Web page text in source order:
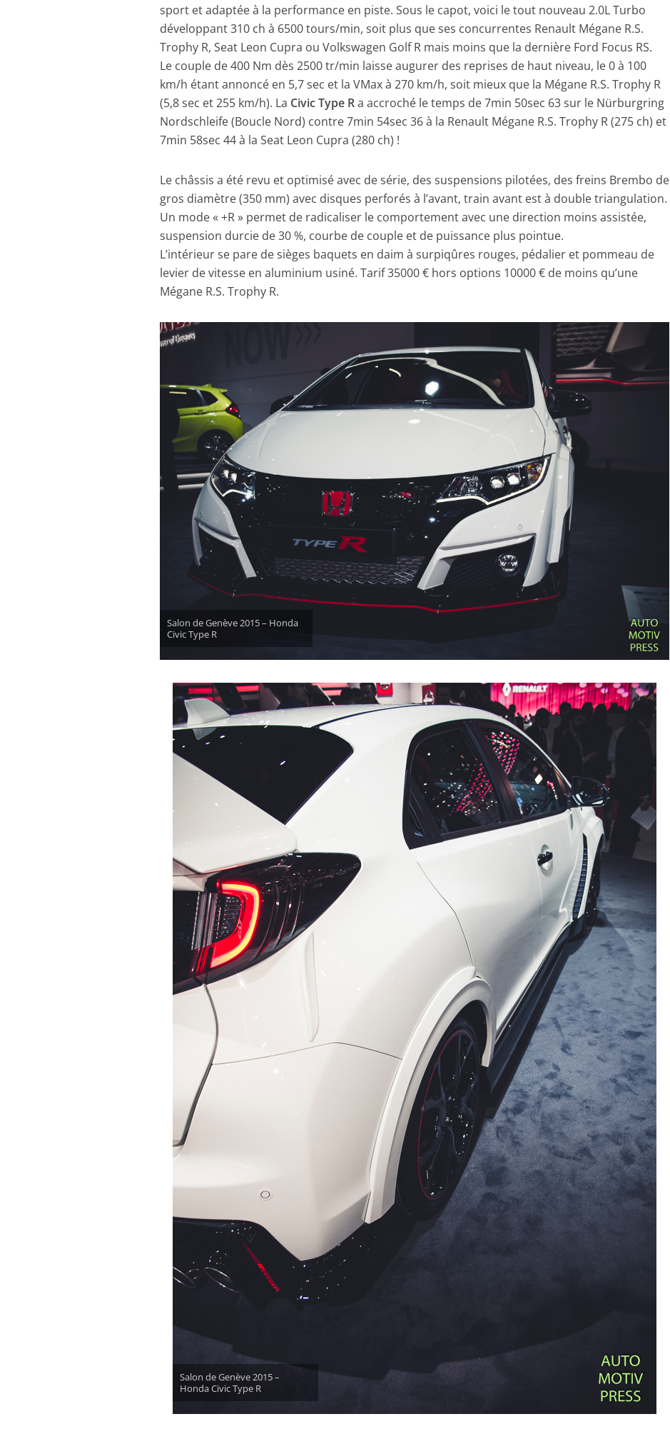
sport et adaptée à la performance en piste. Sous le capot, voici le tout nouveau 2.0L Turbo
développant 310 ch à 6500 tours/min, soit plus que ses concurrentes Renault Mégane R.S.
Trophy R, Seat Leon Cupra ou Volkswagen Golf R mais moins que la dernière Ford Focus RS.
Le couple de 400 Nm dès 2500 tr/min laisse augurer des reprises de haut niveau, le 0 à 100
km/h étant annoncé en 5,7 sec et la VMax à 270 km/h, soit mieux que la Mégane R.S. Trophy R
(5,8 sec et 255 km/h). La Civic Type Ra accroché le temps de 7min 50sec 63 sur le Nürburgring
Nordschleife (Boucle Nord) contre 7min 54sec 36 à la Renault Mégane R.S. Trophy R (275 ch) et
7min 58sec 44 à la Seat Leon Cupra (280 ch) !
Le châssis a été revu et optimisé avec de série, des suspensions pilotées, des freins Brembo de
gros diamètre (350 mm) avec disques perforés à l’avant, train avant est à double triangulation.
Un mode « +R » permet de radicaliser le comportement avec une direction moins assistée,
suspension durcie de 30 %, courbe de couple et de puissance plus pointue.
L’intérieur se pare de sièges baquets en daim à surpiqûres rouges, pédalier et pommeau de
levier de vitesse en aluminium usiné. Tarif 35000 € hors options 10000 € de moins qu’une
Mégane R.S. Trophy R.
Salon de Genève 2015 – Honda
Civic Type R
Salon de Genève 2015 –
Honda Civic Type R